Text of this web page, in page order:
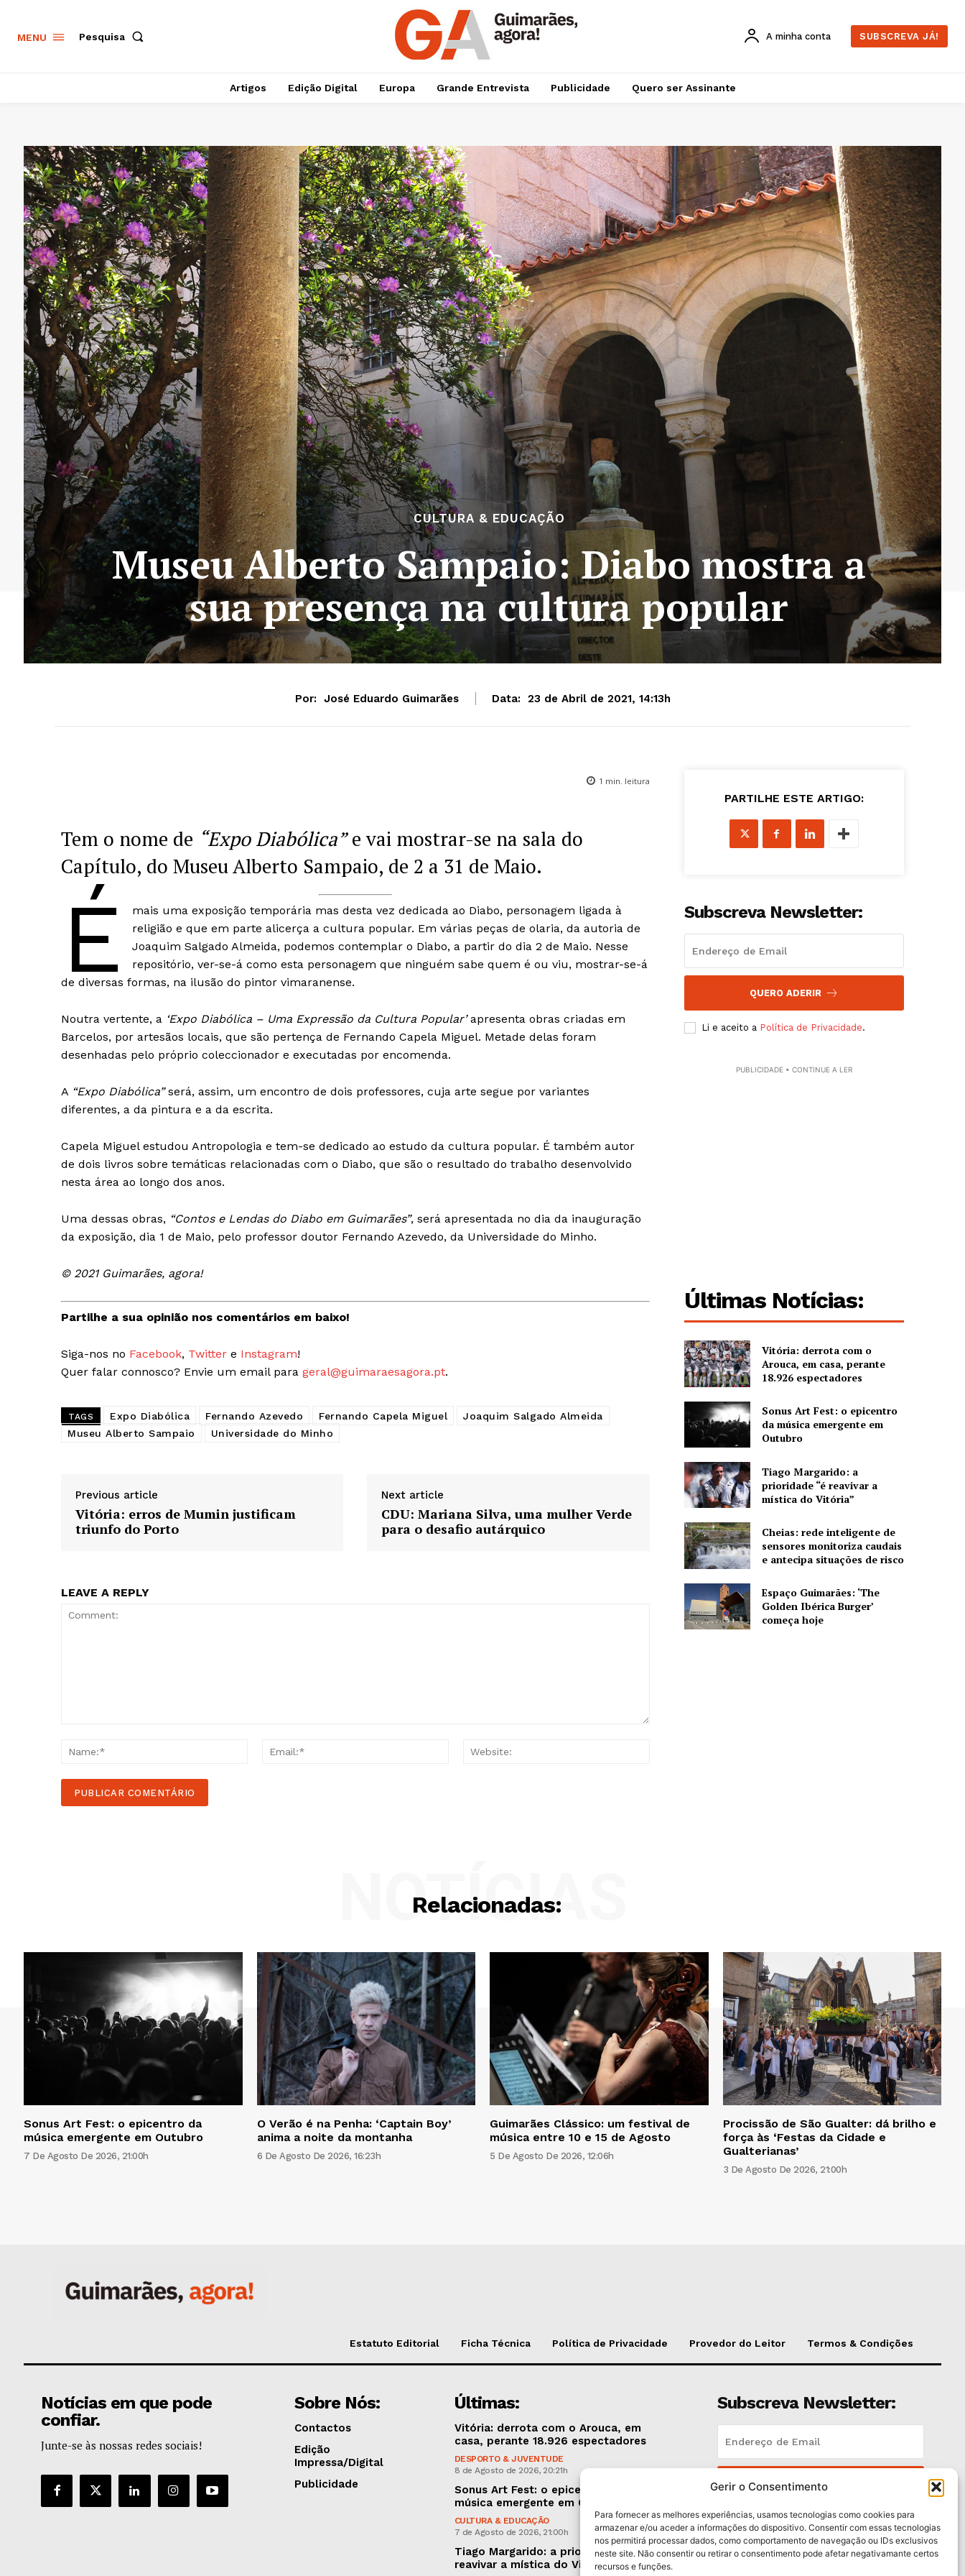
Guimarães, agora!
SUBSCREVA JÁ!
Gerir o Consentimento
Para fornecer as melhores experiências, usamos tecnologias como cookies para
armazenar e/ou aceder a informações do dispositivo. Consentir com essas tecnologias
nos permitirá processar dados, como comportamento de navegação ou IDs exclusivos
neste site. Não consentir ou retirar o consentimento pode afetar negativamante certos
recursos e funções.
MENU Pesquisa A minha conta SUBSCREVA JÁ!
Artigos Edição Digital Europa Grande Entrevista Publicidade Quero ser Assinante
CULTURA & EDUCAÇÃO
Museu Alberto Sampaio: Diabo mostra a
sua presença na cultura popular
Por: José Eduardo Guimarães Data: 23 de Abril de 2021, 14:13h
1 min. leitura
Tem o nome de “Expo Diabólica”e vai mostrar-se na sala do
Capítulo, do Museu Alberto Sampaio, de 2 a 31 de Maio.
É
mais uma exposição temporária mas desta vez dedicada ao Diabo, personagem ligada à
religião e que em parte alicerça a cultura popular. Em várias peças de olaria, da autoria de
Joaquim Salgado Almeida, podemos contemplar o Diabo, a partir do dia 2 de Maio. Nesse
repositório, ver-se-á como esta personagem que ninguém sabe quem é ou viu, mostrar-se-á
de diversas formas, na ilusão do pintor vimaranense.
Noutra vertente, a ‘Expo Diabólica – Uma Expressão da Cultura Popular’apresenta obras criadas em
Barcelos, por artesãos locais, que são pertença de Fernando Capela Miguel. Metade delas foram
desenhadas pelo próprio coleccionador e executadas por encomenda.
A “Expo Diabólica”será, assim, um encontro de dois professores, cuja arte segue por variantes
diferentes, a da pintura e a da escrita.
Capela Miguel estudou Antropologia e tem-se dedicado ao estudo da cultura popular. É também autor
de dois livros sobre temáticas relacionadas com o Diabo, que são o resultado do trabalho desenvolvido
nesta área ao longo dos anos.
Uma dessas obras, “Contos e Lendas do Diabo em Guimarães”, será apresentada no dia da inauguração
da exposição, dia 1 de Maio, pelo professor doutor Fernando Azevedo, da Universidade do Minho.
© 2021 Guimarães, agora!
Partilhe a sua opinião nos comentários em baixo!
Siga-nos no Facebook, Twitter e Instagram!
Quer falar connosco? Envie um email para geral@guimaraesagora.pt.
TAGS Expo Diabólica Fernando Azevedo Fernando Capela Miguel
Joaquim Salgado Almeida
Museu Alberto Sampaio
Universidade do Minho
Previous article
Vitória: erros de Mumin justificam
triunfo do Porto
Next article
CDU: Mariana Silva, uma mulher Verde
para o desafio autárquico
LEAVE A REPLY
Name:*
Email:*
PARTILHE ESTE ARTIGO:
Subscreva Newsletter:
QUERO ADERIR
Li e aceito a Política de Privacidade.
PUBLICIDADE • CONTINUE A LER
Últimas Notícias:
Vitória: derrota com o
Arouca, em casa, perante
18.926 espectadores
Sonus Art Fest: o epicentro
da música emergente em
Outubro
Tiago Margarido: a
prioridade “é reavivar a
mística do Vitória”
Cheias: rede inteligente de
sensores monitoriza caudais
e antecipa situações de risco
Espaço Guimarães: ‘The
Golden Ibérica Burger’
começa hoje
Relacionadas:
NOTÍCIAS
Sonus Art Fest: o epicentro da
música emergente em Outubro
7 De Agosto De 2026, 21:00h
O Verão é na Penha: ‘Captain Boy’
anima a noite da montanha
6 De Agosto De 2026, 16:23h
Guimarães Clássico: um festival de
música entre 10 e 15 de Agosto
5 De Agosto De 2026, 12:06h
Procissão de São Gualter: dá brilho e
força às ‘Festas da Cidade e
Gualterianas’
3 De Agosto De 2026, 21:00h
Estatuto Editorial Ficha Técnica Política de Privacidade Provedor do Leitor Termos & Condições
Notícias em que pode
confiar.
Junte-se às nossas redes sociais!
Sobre Nós:
Contactos
Edição
Impressa/Digital
Publicidade
Últimas:
Vitória: derrota com o Arouca, em
casa, perante 18.926 espectadores
DESPORTO & JUVENTUDE
8 de Agosto de 2026, 20:21h
Sonus Art Fest: o epicentro da
música emergente em Outubro
CULTURA & EDUCAÇÃO
7 de Agosto de 2026, 21:00h
Tiago Margarido: a prioridade “é
reavivar a mística do Vitória”
Subscreva Newsletter:
QUERO ADERIR
Li e aceito aPolítica de Privacidade .